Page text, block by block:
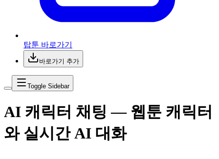
탑툰 바로가기
바로가기 추가
Toggle Sidebar
AI 캐릭터 채팅 — 웹툰 캐릭터
와 실시간 AI 대화